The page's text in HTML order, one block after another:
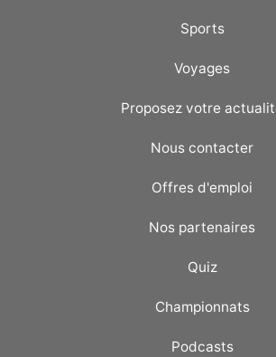
Sports
Voyages
Proposez votre
Nous contacter
Offres d'emploi
Nos partenaires
Quiz
Championnats
Podcasts